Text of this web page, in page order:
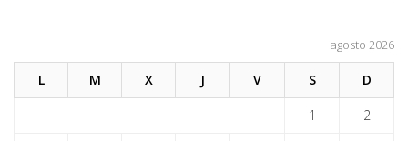
agosto 2026
L M X J V S D
1 2